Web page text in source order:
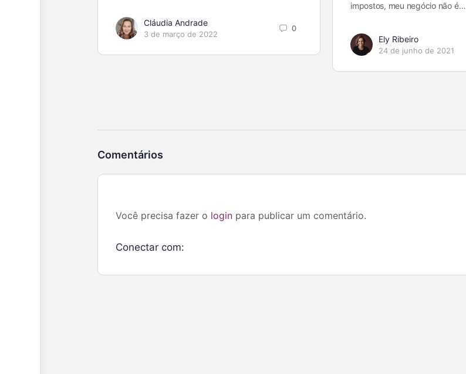
Cláudia Andrade
3 de março de 2022
0
impostos, meu negócio não é…
Ely Ribeiro
24 de junho de 2021
Comentários
Você precisa fazer o login para publicar um comentário.
Conectar com: